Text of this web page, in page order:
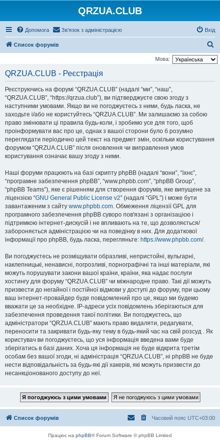
QRZUA.CLUB
Допомога Зв'язок з адміністрацією Вхід
Список форумів
о
Мова:
QRZUA.CLUB - Реєстрація
Реєструючись на форумі “QRZUA.CLUB” (надалі “ми”, “наш”,
“QRZUA.CLUB”, “https://qrzua.club”), ви підтверджуєте свою згоду з
наступними умовами. Якщо ви не погоджуєтесь з ними, будь ласка, не
заходьте і/або не користуйтесь “QRZUA.CLUB”. Ми залишаємо за собою
право змінювати ці правила будь-коли, і зробимо усе для того, щоб
проінформувати вас про це, однак з вашої сторони було б розумно
переглядати періодично цей текст на предмет змін, оскільки користування
форумом “QRZUA.CLUB” після оновлення чи виправлення умов
користування означає вашу згоду з ними.
Наші форуми працюють на базі скрипту phpBB (надалі “вони”, “їхнє”,
“програмне забезпечення phpBB”, “www.phpbb.com”, “phpBB Group”,
“phpBB Teams”), яке є рішенням для створення форумів, яке випущене за
ліцензією “GNU General Public License v2” (надалі “GPL”) і може бути
завантаженим з сайту www.phpbb.com. Обмеження ліцензії GPL для
програмного забезпечення phpBB суворо пов'язані з організацією і
підтримкою інтернет-дискусій і не впливають на те, що дозволяється/
забороняється адміністрацією чи на поведінку в них. Для додаткової
інформації про phpBB, будь ласка, перегляньте: https://www.phpbb.com/.
Ви погоджуєтесь не розміщувати образливі, непристойні, вульгарні,
наклепницькі, ненависні, погрозливі, порнографічні та інші матеріали, які
можуть порушувати закони вашої країни, країни, яка надає послуги
хостингу для форуму “QRZUA.CLUB” чи міжнародне право. Такі дії можуть
призвести до негайної і постійної відмови у доступі до форуму, при цьому
ваш інтернет-провайдер буде повідомлений про це, якщо ми будемо
вважати це за необхідне. IP-адреси усіх повідомлень зберігаються для
забезпечення проведення такої політики. Ви погоджуєтесь, що
адміністратори “QRZUA.CLUB” мають право видаляти, редагувати,
переносити та закривати будь-яку тему в будь-який час на свій розсуд . Як
користувач ви погоджуєтесь, що уся інформація введена вами буде
зберігатись в базі даних. Хоча ця інформація не буде відкрита третім
особам без вашої згоди, ні адміністрація “QRZUA.CLUB”, ні phpBB не буде
нести відповідальність за будь-які дії хакерів, які можуть призвести до
несанкціонованого доступу до неї.
Список форумів Часовий пояс UTC+03:00
Працює на phpBB® Forum Software © phpBB Limited